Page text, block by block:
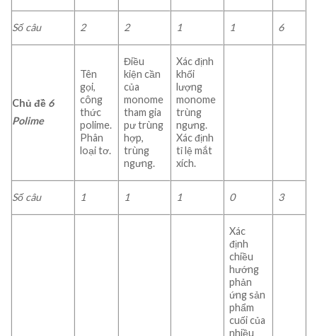
Số câu 2 2 1 1 6
Chủ đề 6
Polime
Tên
gọi,
công
thức
polime.
Phân
loại tơ.
Điều
kiện cần
của
monome
tham gia
pư trùng
hợp,
trùng
ngưng.
Xác định
khối
lượng
monome
trùng
ngưng.
Xác định
tỉ lệ mắt
xích.
Số câu 1 1 1 0 3
Xác
định
chiều
hướng
phản
ứng sản
phẩm
cuối của
nhiều